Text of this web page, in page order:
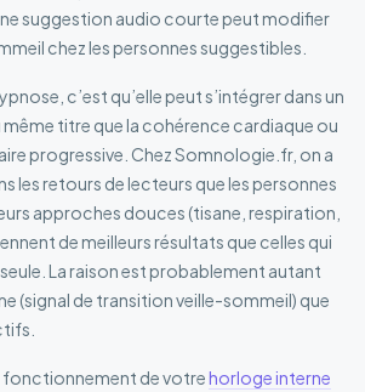
suggestion audio courte peut modifier
chez les personnes suggestibles.
c’est qu’elle peut s’intégrer dans un
titre que la cohérence cardiaque ou
progressive. Chez Somnologie.fr, on a
les retours de lecteurs que les personnes
approches douces (tisane, respiration,
de meilleurs résultats que celles qui
seule. La raison est probablement autant
(signal de transition veille-sommeil) que
fonctionnement de votrehorloge interne